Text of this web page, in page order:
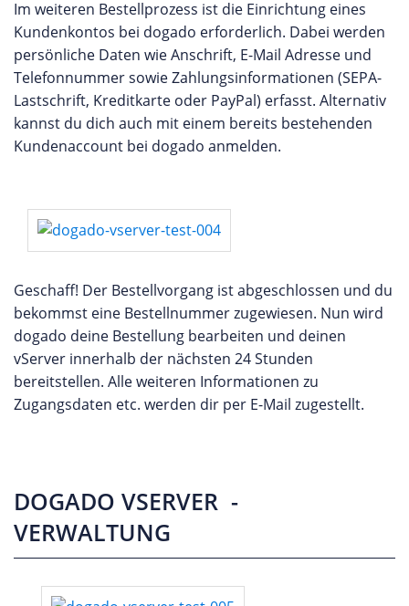
Im weiteren Bestellprozess ist die Einrichtung eines
Kundenkontos bei dogado erforderlich. Dabei werden
persönliche Daten wie Anschrift, E-Mail Adresse und
Telefonnummer sowie Zahlungsinformationen (SEPA-
Lastschrift, Kreditkarte oder PayPal) erfasst. Alternativ
kannst du dich auch mit einem bereits bestehenden
Kundenaccount bei dogado anmelden.
Geschaff! Der Bestellvorgang ist abgeschlossen und du
bekommst eine Bestellnummer zugewiesen. Nun wird
dogado deine Bestellung bearbeiten und deinen
vServer innerhalb der nächsten 24 Stunden
bereitstellen. Alle weiteren Informationen zu
Zugangsdaten etc. werden dir per E-Mail zugestellt.
DOGADO VSERVER -
VERWALTUNG